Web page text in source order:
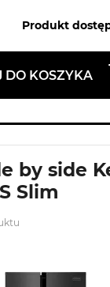
Produkt
DO KOSZYKA
by side
Slim